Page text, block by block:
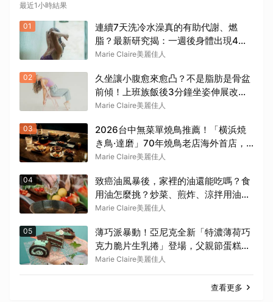
最近1小時結果
01
連續7天洗冷水澡真的有助代謝、燃
脂？最新研究揭：一週後身體出現4個
變化
Marie Claire美麗佳人
02
久坐讓小腹愈來愈凸？不是脂肪是骨盆
前傾！上班族飯後3分鐘坐姿伸展改善
方法
Marie Claire美麗佳人
03
2026台中無菜單燒鳥推薦！「横浜焼
き鳥·達磨」70年燒鳥老店海外首店，
古典「團扇控火」技法成就銷魂美味
Marie Claire美麗佳人
04
致癌油風暴後，家裡的油還能吃嗎？食
用油怎麼挑？炒菜、煎炸、涼拌用油一
次看懂
Marie Claire美麗佳人
05
薄巧派暴動！亞尼克全新「特濃薄荷巧
克力脆片生乳捲」登場，父親節蛋糕限
時88折
Marie Claire美麗佳人
查看更多